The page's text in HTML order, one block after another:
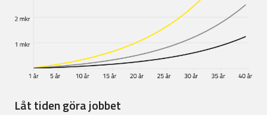
Låt tiden göra jobbet